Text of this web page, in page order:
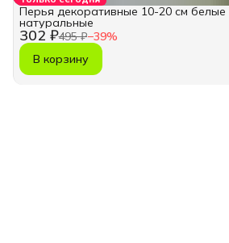
302 ₽495 ₽−39%
Перья декоративные 10-20 см белые
натуральные
В корзину